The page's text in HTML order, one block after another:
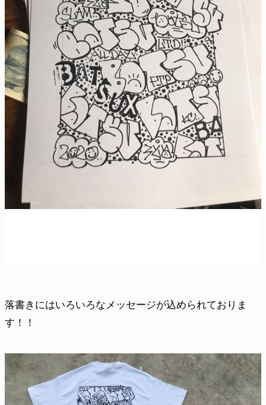
落書きにはいろいろなメッセージが込められておりま
す！！